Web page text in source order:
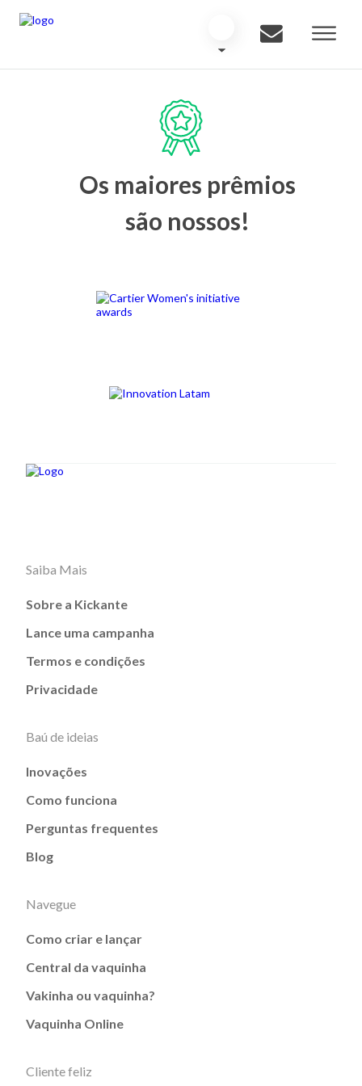
Os maiores prêmios
são nossos!
Saiba Mais
Sobre a Kickante
Lance uma campanha
Termos e condições
Privacidade
Baú de ideias
Inovações
Como funciona
Perguntas frequentes
Blog
Navegue
Como criar e lançar
Central da vaquinha
Vakinha ou vaquinha?
Vaquinha Online
Cliente feliz